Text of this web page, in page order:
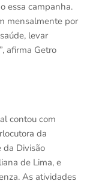
essa campanha.
mensalmente por
levar
afirma Getro
contou com
da
da Divisão
de Lima, e
As atividades